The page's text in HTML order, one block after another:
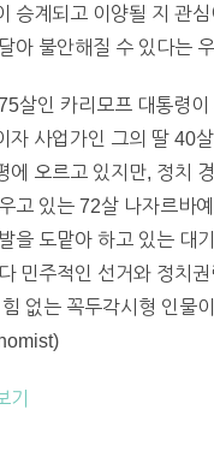
승계되고 이양될 지 관
아 불안해질 수 있다는
살인 카리모프 대통령
자 사업가인 그의 딸 40
에 오르고 있지만, 정치
고 있는 72살 나자르바
을 도맡아 하고 있는 대
민주적인 선거와 정치
없는 꼭두각시형 인물
기